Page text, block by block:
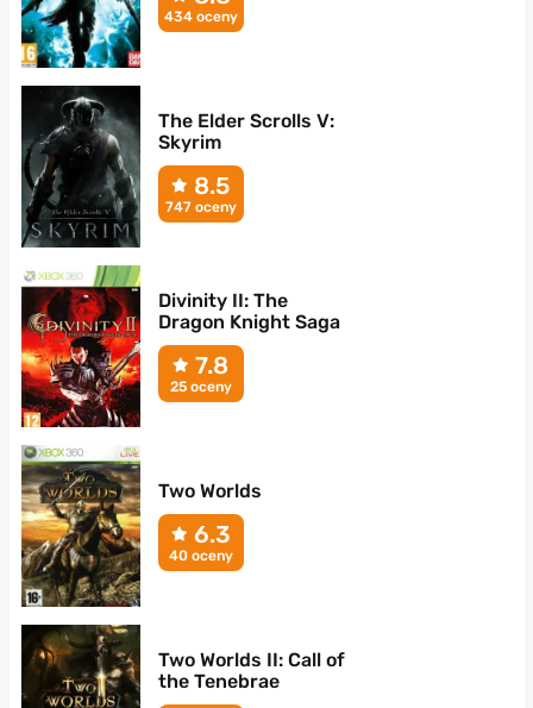
434 oceny
The Elder Scrolls V:
Skyrim
8.5
747 oceny
Divinity II: The
Dragon Knight Saga
7.8
25 oceny
Two Worlds
6.3
40 oceny
Two Worlds II: Call of
the Tenebrae